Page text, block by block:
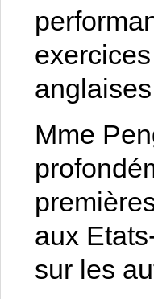
Mme
aux
sur les